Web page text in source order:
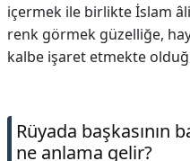
içermek ile birlikte İslam
renk görmek güzelliğe,
kalbe işaret etmekte
Rüyada başkasının
ne anlama gelir?